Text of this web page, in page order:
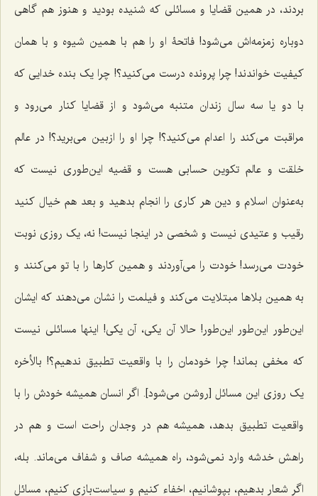
بردند، در همین قضایا و مسائلی که شنیده بودید و هنوز هم گاهی
دوباره زمزمه‌اش می‌شود! فاتحۀ او را هم با همین شیوه و با همان
کیفیت خواندند! چرا پرونده درست می‌کنید؟! چرا یک بنده خدایی که
با دو یا سه سال زندان متنبه می‌شود و از قضایا کنار می‌رود و
مراقبت می‌کند را اعدام می‌کنید؟! چرا او را ازبین می‌برید؟! در عالم
خلقت و عالم تکوین حسابی هست و قضیه این‌طوری نیست که
به‌عنوان اسلام و دین هر کاری را انجام بدهید و بعد هم خیال کنید
رقیب و عتیدی نیست و شخصی در اینجا نیست! نه، یک روزی نوبت
خودت می‌رسد! خودت را می‌آوردند و همین کارها را با تو می‌کنند و
به همین بلاها مبتلایت می‌کند و فیلمت را نشان می‌دهند که ایشان
این‌طور این‌طور این‌طور! حالا آن یکی، آن یکی! اینها مسائلی نیست
که مخفی بماند! چرا خودمان را با واقعیت تطبیق ندهیم؟! بالأخره
یک روزی این مسائل [روشن می‌شود]. اگر انسان همیشه خودش را با
واقعیت تطبیق بدهد، همیشه هم در وجدان راحت است و هم در
راهش خدشه وارد نمی‌شود، راه همیشه صاف و شفاف می‌ماند. بله،
اگر شعار بدهیم، بپوشانیم، اخفاء کنیم و سیاست‌بازی کنیم، مسائل